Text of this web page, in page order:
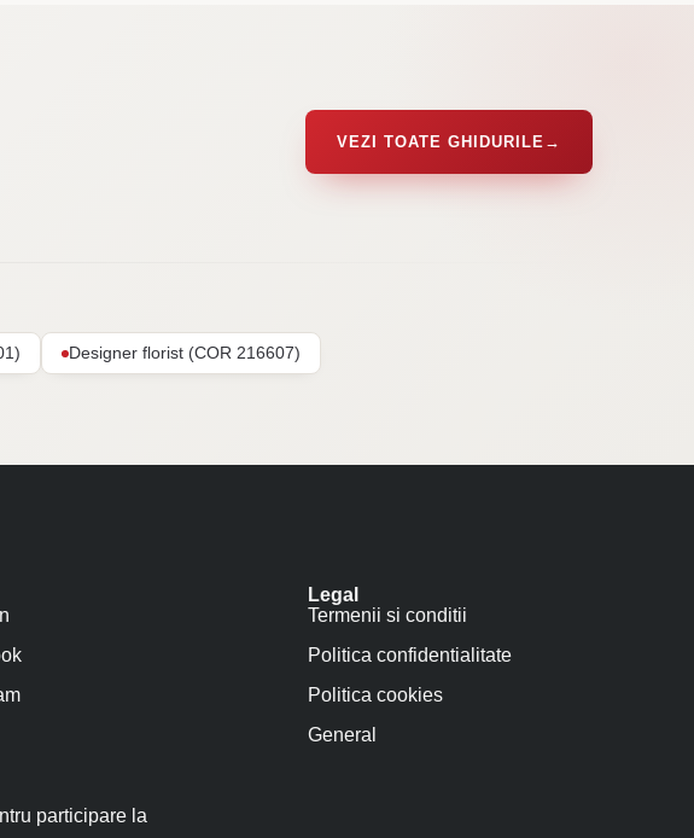
VEZI TOATE GHIDURILE →
Designer florist (COR 216607)
Legal
Termenii si conditii
Politica confidentialitate
Politica cookies
General
participare la